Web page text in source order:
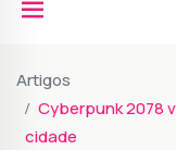
Artigos
Cyberpunk 2078
cidade